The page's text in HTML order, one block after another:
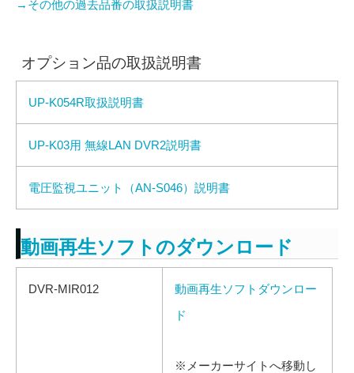
→その他の過去品番の取扱説明書
オプション品の取扱説明書
UP-K054R取扱説明書
UP-K03用 無線LAN DVR2説明書
電圧監視ユニット（AN-S046）説明書
動画再生ソフトのダウンロード
DVR-MIR012
動画再生ソフトダウンロー
ド
※メーカーサイトへ移動し